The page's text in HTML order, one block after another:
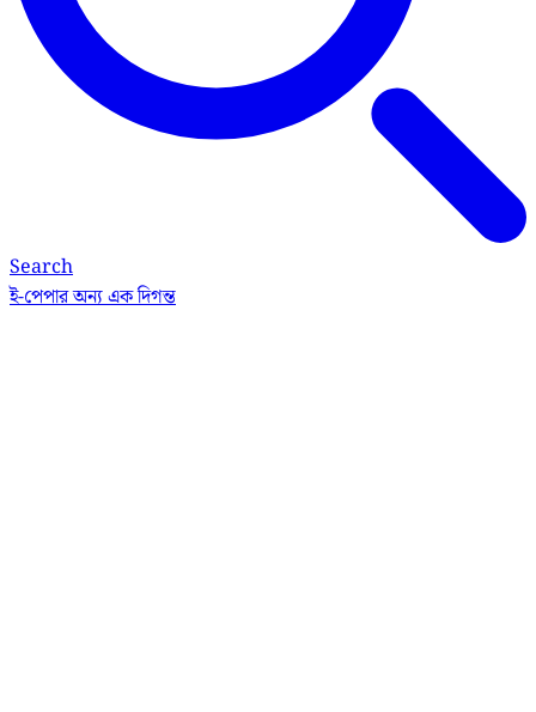
Search
ই-পেপারঅন্য এক দিগন্ত